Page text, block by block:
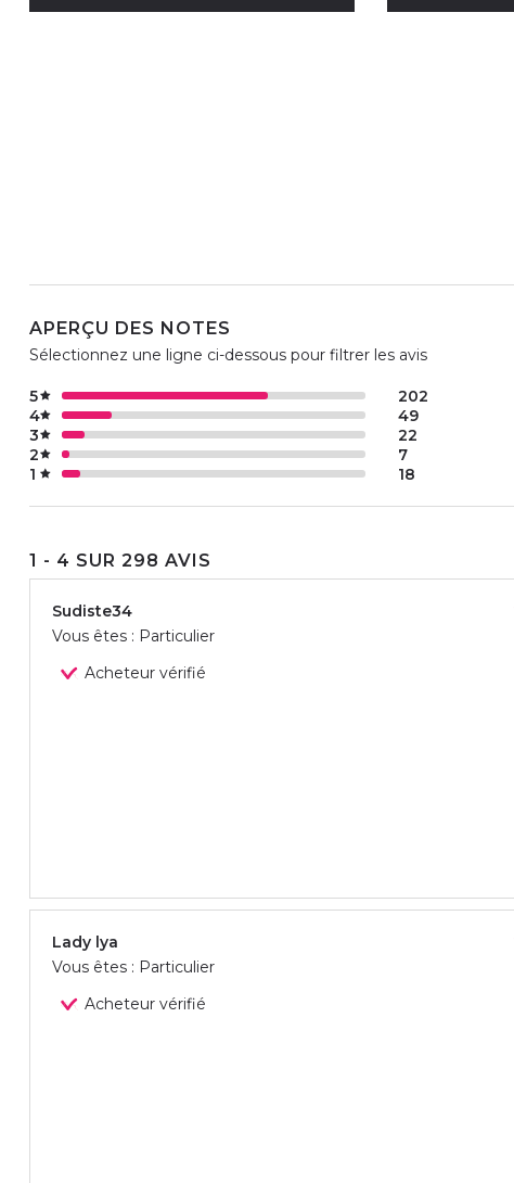
APERÇU DES NOTES
Sélectionnez une ligne ci-dessous pour filtrer les avis
1 18
2 7
3 22
4 49
5 202
1 - 4 SUR 298 AVIS
Sudiste34
Vous êtes : Particulier
Acheteur vérifié
Lady lya
Vous êtes : Particulier
Acheteur vérifié